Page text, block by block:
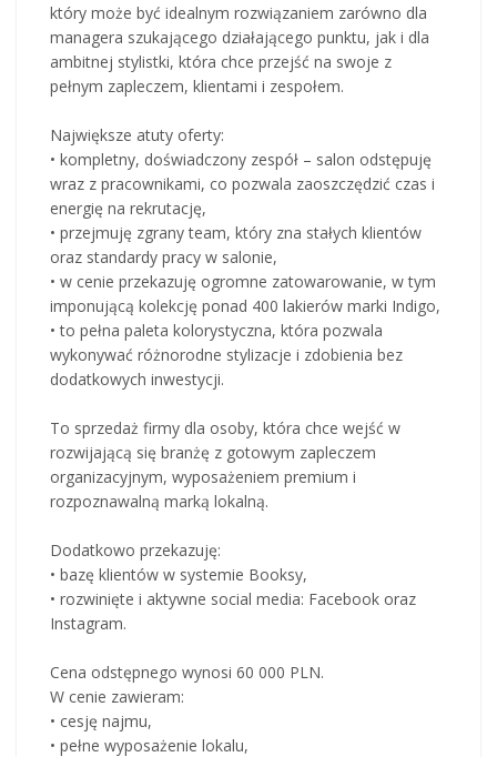
który może być idealnym rozwiązaniem zarówno dla
managera szukającego działającego punktu, jak i dla
ambitnej stylistki, która chce przejść na swoje z
pełnym zapleczem, klientami i zespołem.
Największe atuty oferty:
• kompletny, doświadczony zespół – salon odstępuję
wraz z pracownikami, co pozwala zaoszczędzić czas i
energię na rekrutację,
• przejmuję zgrany team, który zna stałych klientów
oraz standardy pracy w salonie,
• w cenie przekazuję ogromne zatowarowanie, w tym
imponującą kolekcję ponad 400 lakierów marki Indigo,
• to pełna paleta kolorystyczna, która pozwala
wykonywać różnorodne stylizacje i zdobienia bez
dodatkowych inwestycji.
To sprzedaż firmy dla osoby, która chce wejść w
rozwijającą się branżę z gotowym zapleczem
organizacyjnym, wyposażeniem premium i
rozpoznawalną marką lokalną.
Dodatkowo przekazuję:
• bazę klientów w systemie Booksy,
• rozwinięte i aktywne social media: Facebook oraz
Instagram.
Cena odstępnego wynosi 60 000 PLN.
W cenie zawieram:
• cesję najmu,
• pełne wyposażenie lokalu,